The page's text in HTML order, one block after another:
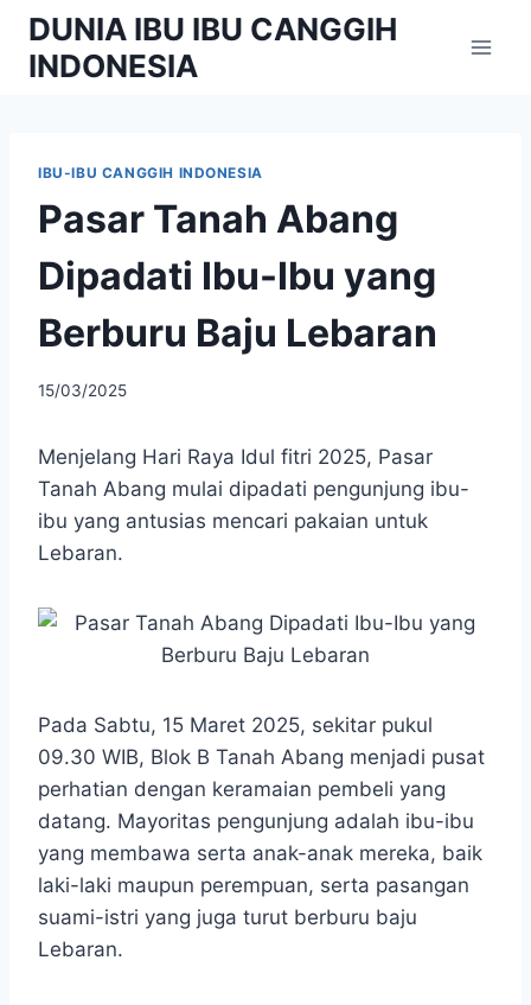
Skip
content
DUNIA IBU IBU CANGGIH
INDONESIA
IBU-IBU CANGGIH INDONESIA
Pasar Tanah Abang
Dipadati Ibu-Ibu yang
Berburu Baju Lebaran
By
15/03/2025
Menjelang Hari Raya Idul fitri 2025, Pasar
Tanah Abang mulai dipadati pengunjung ibu-
ibu yang antusias mencari pakaian untuk
Lebaran.
Pada Sabtu, 15 Maret 2025, sekitar pukul
09.30 WIB, Blok B Tanah Abang menjadi pusat
perhatian dengan keramaian pembeli yang
datang. Mayoritas pengunjung adalah ibu-ibu
yang membawa serta anak-anak mereka, baik
laki-laki maupun perempuan, serta pasangan
suami-istri yang juga turut berburu baju
Lebaran.